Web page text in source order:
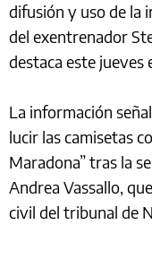
difusión y uso de la
del exentrenador
destaca este jueves
La información
lucir las camisetas
Maradona” tras la
Andrea Vassallo,
civil del tribunal de